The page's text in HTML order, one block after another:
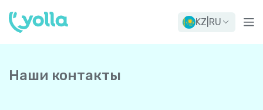
KZ RU
Наши контакты